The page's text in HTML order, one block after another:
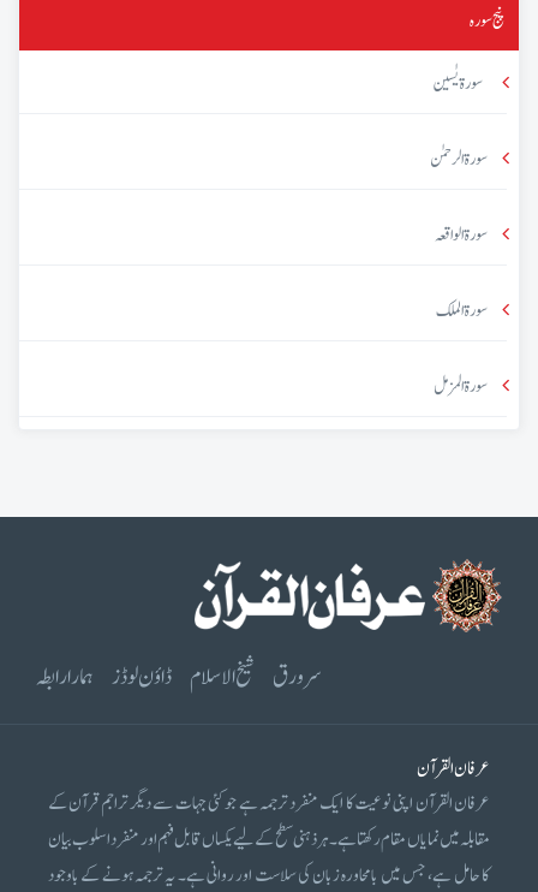
پنج سورہ
سورۃ یٰسین
سورۃ الرحمٰن
سورۃ الواقعہ
سورۃ الملک
سورۃ المزمل
سرورق شیخ الاسلام ڈاؤن لوڈز ہمارا رابطہ
عرفان القرآن
عرفان القرآن اپنی نوعیت کا ایک منفرد ترجمہ ہے جو کئی جہات سے دیگر تراجم قرآن کے
مقابلہ میں نمایاں مقام رکھتا ہے۔ ہر ذہنی سطح کے لیے یکساں قابل فہم اور منفرد اسلوب بیان
کا حامل ہے، جس میں بامحاورہ زبان کی سلاست اور روانی ہے۔ یہ ترجمہ ہونے کے باوجود